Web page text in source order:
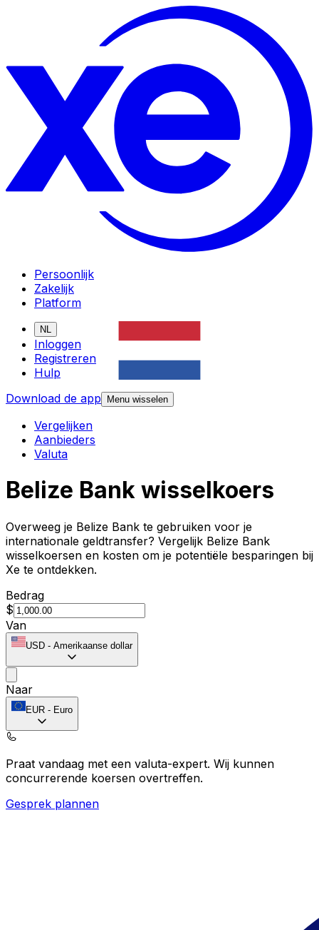
Persoonlijk
Zakelijk
Platform
NL
Inloggen
Registreren
Hulp
Download de app
Menu wisselen
Vergelijken
Aanbieders
Valuta
Belize Bank wisselkoers
Overweeg je Belize Bank te gebruiken voor je
internationale geldtransfer? Vergelijk Belize Bank
wisselkoersen en kosten om je potentiële besparingen bij
Xe te ontdekken.
Bedrag
$
Van
USD - Amerikaanse dollar
Naar
EUR - Euro
Praat vandaag met een valuta-expert. Wij kunnen
concurrerende koersen overtreffen.
Gesprek plannen